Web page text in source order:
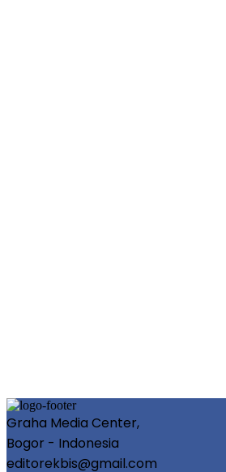
Graha Media Center,
Bogor - Indonesia
editorekbis@gmail.com